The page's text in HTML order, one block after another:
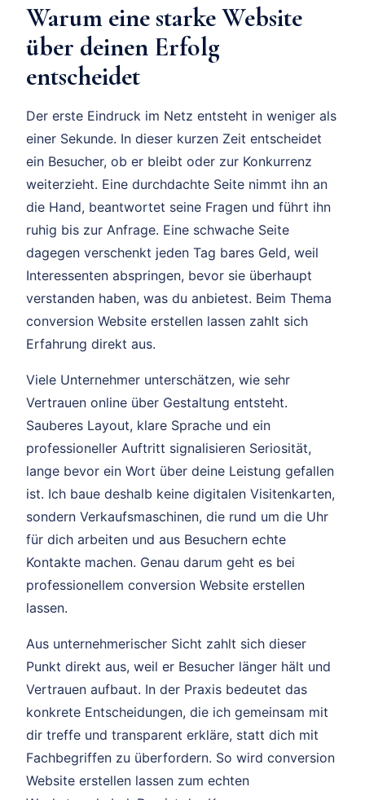
Warum eine starke Website
über deinen Erfolg
entscheidet
Der erste Eindruck im Netz entsteht in weniger als
einer Sekunde. In dieser kurzen Zeit entscheidet
ein Besucher, ob er bleibt oder zur Konkurrenz
weiterzieht. Eine durchdachte Seite nimmt ihn an
die Hand, beantwortet seine Fragen und führt ihn
ruhig bis zur Anfrage. Eine schwache Seite
dagegen verschenkt jeden Tag bares Geld, weil
Interessenten abspringen, bevor sie überhaupt
verstanden haben, was du anbietest. Beim Thema
conversion Website erstellen lassen zahlt sich
Erfahrung direkt aus.
Viele Unternehmer unterschätzen, wie sehr
Vertrauen online über Gestaltung entsteht.
Sauberes Layout, klare Sprache und ein
professioneller Auftritt signalisieren Seriosität,
lange bevor ein Wort über deine Leistung gefallen
ist. Ich baue deshalb keine digitalen Visitenkarten,
sondern Verkaufsmaschinen, die rund um die Uhr
für dich arbeiten und aus Besuchern echte
Kontakte machen. Genau darum geht es bei
professionellem conversion Website erstellen
lassen.
Aus unternehmerischer Sicht zahlt sich dieser
Punkt direkt aus, weil er Besucher länger hält und
Vertrauen aufbaut. In der Praxis bedeutet das
konkrete Entscheidungen, die ich gemeinsam mit
dir treffe und transparent erkläre, statt dich mit
Fachbegriffen zu überfordern. So wird conversion
Website erstellen lassen zum echten